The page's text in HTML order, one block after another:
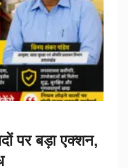
पर बड़ा एक्शन,